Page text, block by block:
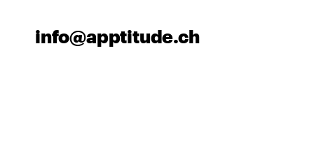
info@apptitude.ch